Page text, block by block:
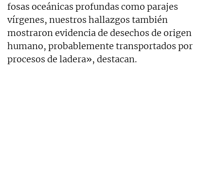
fosas oceánicas profundas como parajes
vírgenes, nuestros hallazgos también
mostraron evidencia de desechos de origen
humano, probablemente transportados por
procesos de ladera», destacan.